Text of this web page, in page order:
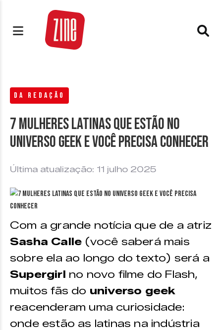
DA REDAÇÃO
7 Mulheres latinas que estão no
Universo Geek e você precisa conhecer
Última atualização: 11 julho 2025
Com a grande notícia que de a atriz
Sasha Calle (você saberá mais
sobre ela ao longo do texto) será a
Supergirl no novo filme do Flash,
muitos fãs do universo geek
reacenderam uma curiosidade:
onde estão as latinas na indústria